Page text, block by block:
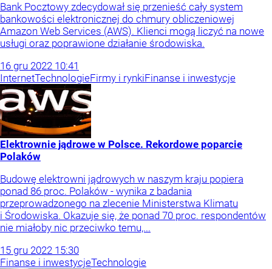
Bank Pocztowy zdecydował się przenieść cały system
bankowości elektronicznej do chmury obliczeniowej
Amazon Web Services (AWS). Klienci mogą liczyć na nowe
usługi oraz poprawione działanie środowiska.
16 gru 2022 10:41
InternetTechnologieFirmy i rynkiFinanse i inwestycje
Elektrownie jądrowe w Polsce. Rekordowe poparcie
Polaków
Budowę elektrowni jądrowych w naszym kraju popiera
ponad 86 proc. Polaków - wynika z badania
przeprowadzonego na zlecenie Ministerstwa Klimatu
i Środowiska. Okazuje się, że ponad 70 proc. respondentów
nie miałoby nic przeciwko temu,...
15 gru 2022 15:30
Finanse i inwestycjeTechnologie